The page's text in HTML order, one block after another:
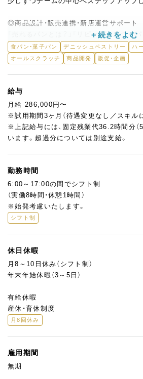
◎商品設計・販売連携・新店運営サポート
「売れるパンとは？」「リピーターがつく
商品開発や売上検証にも関われます。
販売チームとの連携や、本店と新店のバ
★ここが魅力！
現場の意見を積極的に取り入れる体制が
や視点を活かして働けます。
「経験はあるけれど、もっと現場に深く関
ちょうどいい挑戦の場です。
食パン・菓子パン デニッシュペストリー ハ
オールスクラッチ
商品開発 販促・企画
給与
月給 286,000円〜
※試用期間3ヶ月（待遇変更なし／スキル
※上記給与には、固定残業代36.2時間分（
います。超過分については別途支給。
勤務時間
6:00～17:00の間でシフト制
（実働8時間・休憩1時間）
※始発考慮いたします。
シフト制
休日休暇
月8～10日休み（シフト制）
年末年始休暇（3～5日）
有給休暇
産休・育休制度
月8回休み
雇用期間
無期